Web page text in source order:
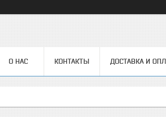
О НАС КОНТАКТЫ ДОСТАВКА И